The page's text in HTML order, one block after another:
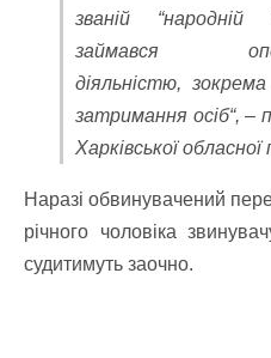
званій “народній
займався
діяльністю,
затримання осіб“, –
Харківської
Наразі обвинувачений
річного чоловіка
судитимуть заочно.